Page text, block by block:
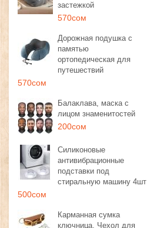
застежкой
570сом
Дорожная подушка с
памятью
ортопедическая для
путешествий
570сом
Балаклава, маска с
лицом знаменитостей
200сом
Силиконовые
антивибрационные
подставки под
стиральную машину 4шт
500сом
Карманная сумка
ключница, Чехол для